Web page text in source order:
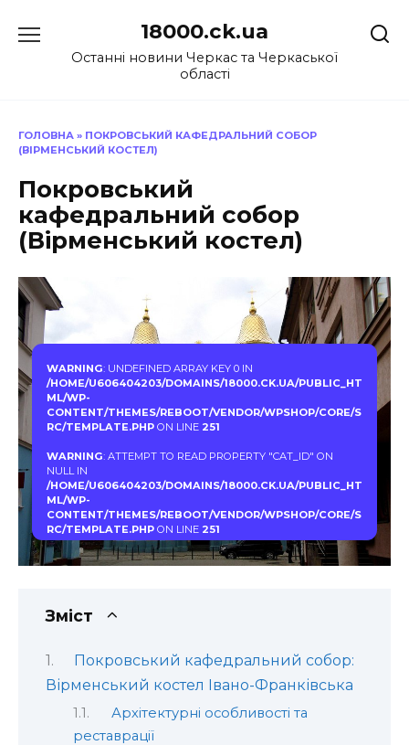
до
18000.ck.ua
Останні новини Черкас та Черкаської
області
ГОЛОВНА » ПОКРОВСЬКИЙ КАФЕДРАЛЬНИЙ СОБОР
(ВІРМЕНСЬКИЙ КОСТЕЛ)
Покровський
кафедральний собор
(Вірменський костел)
WARNING: UNDEFINED ARRAY KEY 0 IN
/HOME/U606404203/DOMAINS/18000.CK.UA/PUBLIC_HT
ML/WP-
CONTENT/THEMES/REBOOT/VENDOR/WPSHOP/CORE/S
RC/TEMPLATE.PHPON LINE 251
WARNING: ATTEMPT TO READ PROPERTY "CAT_ID" ON
NULL IN
/HOME/U606404203/DOMAINS/18000.CK.UA/PUBLIC_HT
ML/WP-
CONTENT/THEMES/REBOOT/VENDOR/WPSHOP/CORE/S
RC/TEMPLATE.PHPON LINE 251
Зміст
Покровський кафедральний собор:
Вірменський костел Івано-Франківська
Архітектурні особливості та
реставрації